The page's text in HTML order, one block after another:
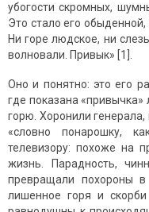
убогости скромных,
Это стало его обыденной,
Ни горе людское, ни
волновали. Привык» [1].
Оно и понятно: это его
где показана
горю. Хоронили
«словно понарошку,
телевизору: похоже на
жизнь. Парадность,
превращали похороны
лишенное горя и